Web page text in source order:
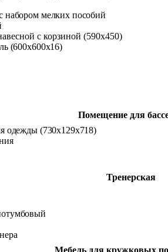
набором мелких пособий
с корзиной (590x450)
(600x600x16)
Помещение для
одежды (730x129x718)
Тренерская